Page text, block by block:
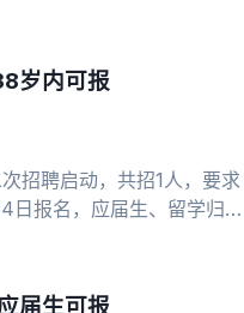
岁内可报
招聘启动，共招1人，要求
日报名，应届生、留学归国
届生可报